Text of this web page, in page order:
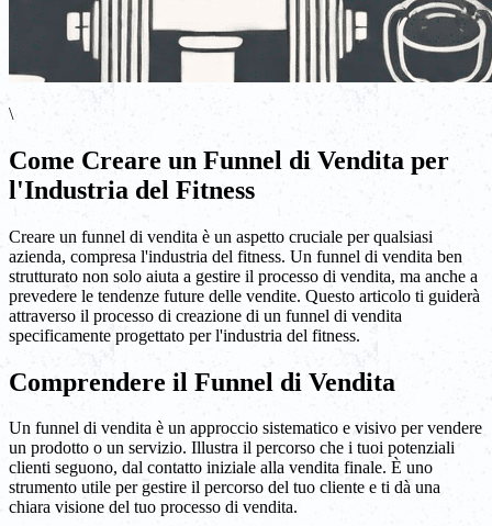
\
Come Creare un Funnel di Vendita per
l'Industria del Fitness
Creare un funnel di vendita è un aspetto cruciale per qualsiasi
azienda, compresa l'industria del fitness. Un funnel di vendita ben
strutturato non solo aiuta a gestire il processo di vendita, ma anche a
prevedere le tendenze future delle vendite. Questo articolo ti guiderà
attraverso il processo di creazione di un funnel di vendita
specificamente progettato per l'industria del fitness.
Comprendere il Funnel di Vendita
Un funnel di vendita è un approccio sistematico e visivo per vendere
un prodotto o un servizio. Illustra il percorso che i tuoi potenziali
clienti seguono, dal contatto iniziale alla vendita finale. È uno
strumento utile per gestire il percorso del tuo cliente e ti dà una
chiara visione del tuo processo di vendita.